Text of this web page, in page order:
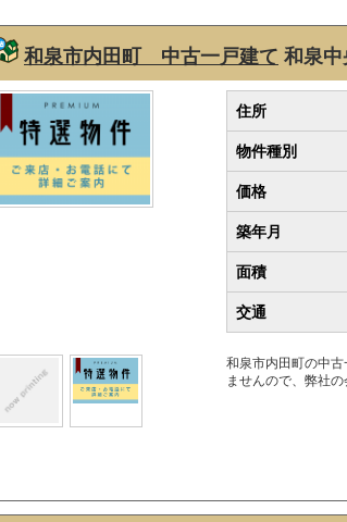
和泉市内田町 中古一戸建て 和泉
住所
物件種別
価格
築年月
面積
交通
和泉市内田町の中
ませんので、弊社